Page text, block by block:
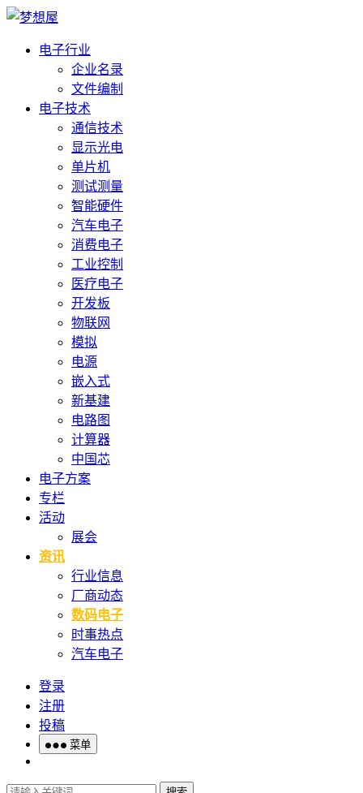
电子行业
企业名录
文件编制
电子技术
通信技术
显示光电
单片机
测试测量
智能硬件
汽车电子
消费电子
工业控制
医疗电子
开发板
物联网
模拟
电源
嵌入式
新基建
电路图
计算器
中国芯
电子方案
专栏
活动
展会
资讯
行业信息
厂商动态
数码电子
时事热点
汽车电子
登录
注册
投稿
菜单